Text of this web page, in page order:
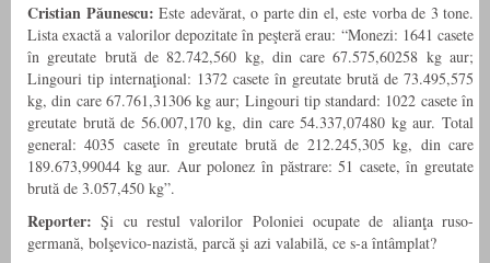
Cristian Păunescu: Este adevărat, o parte din el, este vorba de 3 tone.
Lista exactă a valorilor depozitate în peşteră erau: “Monezi: 1641 casete
în greutate brută de 82.742,560 kg, din care 67.575,60258 kg aur;
Lingouri tip internaţional: 1372 casete în greutate brută de 73.495,575
kg, din care 67.761,31306 kg aur; Lingouri tip standard: 1022 casete în
greutate brută de 56.007,170 kg, din care 54.337,07480 kg aur. Total
general: 4035 casete în greutate brută de 212.245,305 kg, din care
189.673,99044 kg aur. Aur polonez în păstrare: 51 casete, în greutate
brută de 3.057,450 kg”.
Reporter: Şi cu restul valorilor Poloniei ocupate de alianţa ruso-
germană, bolşevico-nazistă, parcă şi azi valabilă, ce s-a întâmplat?